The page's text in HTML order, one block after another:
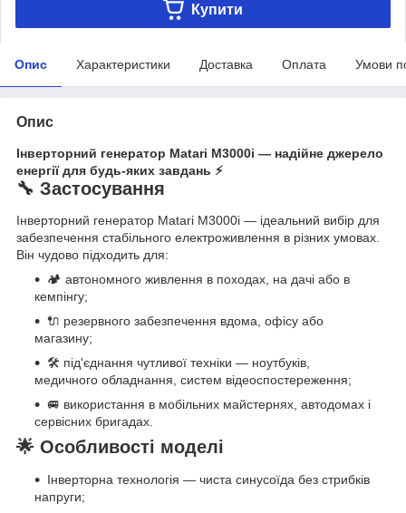
Купити
Опис Характеристики Доставка Оплата Умови
Опис
Інверторний генератор Matari M3000i — надійне джерело
енергії для будь-яких завдань ⚡
🔧 Застосування
Інверторний генератор Matari M3000i — ідеальний вибір для
забезпечення стабільного електроживлення в різних умовах.
Він чудово підходить для:
🏕 автономного живлення в походах, на дачі або в
кемпінгу;
🔌 резервного забезпечення вдома, офісу або
магазину;
🛠 під'єднання чутливої техніки — ноутбуків,
медичного обладнання, систем відеоспостереження;
🚐 використання в мобільних майстернях, автодомах і
сервісних бригадах.
🌟 Особливості моделі
Інверторна технологія — чиста синусоїда без стрибків
напруги;